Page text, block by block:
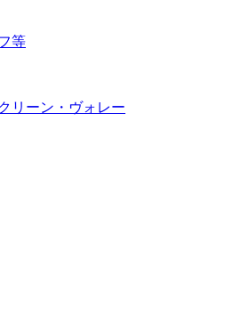
等
リーン・ヴォレー